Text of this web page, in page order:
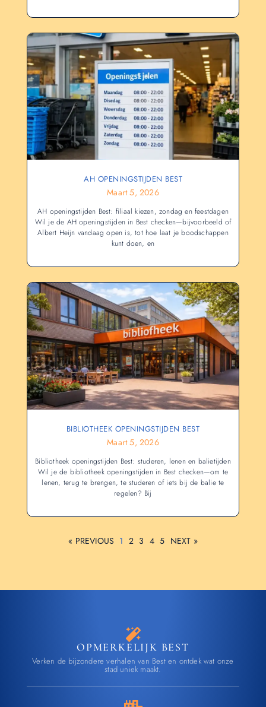
AH OPENINGSTIJDEN BEST
Maart 5, 2026
AH openingstijden Best: filiaal kiezen, zondag en feestdagen
Wil je de AH openingstijden in Best checken—bijvoorbeeld of
Albert Heijn vandaag open is, tot hoe laat je boodschappen
kunt doen, en
BIBLIOTHEEK OPENINGSTIJDEN BEST
Maart 5, 2026
Bibliotheek openingstijden Best: studeren, lenen en balietijden
Wil je de bibliotheek openingstijden in Best checken—om te
lenen, terug te brengen, te studeren of iets bij de balie te
regelen? Bij
« PREVIOUS 1 2 3 4 5 NEXT »
OPMERKELIJK BEST
Verken de bijzondere verhalen van Best en ontdek wat onze
stad uniek maakt.